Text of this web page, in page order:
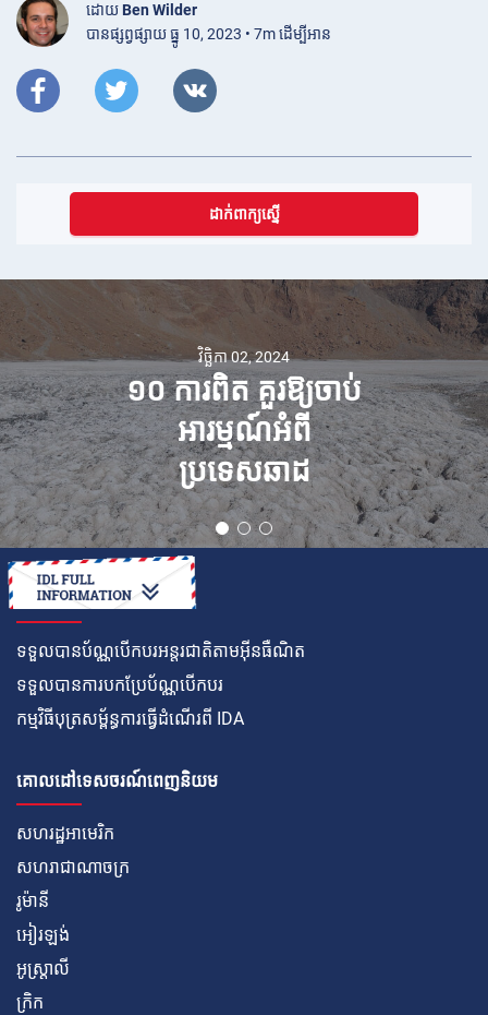
ដោយ Ben Wilder
បានផ្សព្វផ្សាយ ធ្នូ 10, 2023 • 7m ដើម្បីអាន
ដាក់ពាក្យស្នើ
វិច្ឆិកា 02, 2024
១០ ការពិត គួរឱ្យចាប់
អារម្មណ៍អំពី
ប្រទេសឆាដ
របៀប
ទទួលបានប័ណ្ណបើកបរអន្តរជាតិតាមអ៊ីនធឺណិត
ទទួលបានការបកប្រែប័ណ្ណបើកបរ
កម្មវិធីបុត្រសម្ព័ន្ធការធ្វើដំណើរពី IDA
គោលដៅទេសចរណ៍ពេញនិយម
សហរដ្ឋអាមេរិក
សហរាជាណាចក្រ
រូម៉ានី
អៀរឡង់
អូស្ត្រាលី
ក្រិក